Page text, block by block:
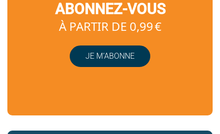
ABONNEZ-VOUS
À PARTIR DE 0,99 €
JE M’ABONNE